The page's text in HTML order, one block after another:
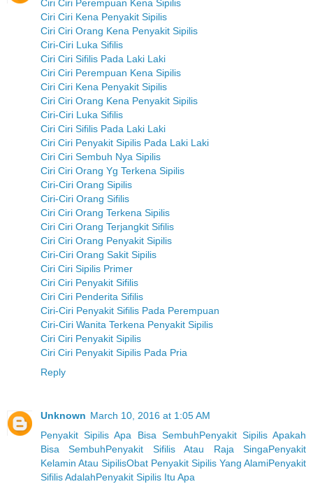
Ciri Ciri Perempuan Kena Sipilis
Ciri Ciri Kena Penyakit Sipilis
Ciri Ciri Orang Kena Penyakit Sipilis
Ciri-Ciri Luka Sifilis
Ciri Ciri Sifilis Pada Laki Laki
Ciri Ciri Perempuan Kena Sipilis
Ciri Ciri Kena Penyakit Sipilis
Ciri Ciri Orang Kena Penyakit Sipilis
Ciri-Ciri Luka Sifilis
Ciri Ciri Sifilis Pada Laki Laki
Ciri Ciri Penyakit Sipilis Pada Laki Laki
Ciri Ciri Sembuh Nya Sipilis
Ciri Ciri Orang Yg Terkena Sipilis
Ciri-Ciri Orang Sipilis
Ciri-Ciri Orang Sifilis
Ciri Ciri Orang Terkena Sipilis
Ciri Ciri Orang Terjangkit Sifilis
Ciri Ciri Orang Penyakit Sipilis
Ciri-Ciri Orang Sakit Sipilis
Ciri Ciri Sipilis Primer
Ciri Ciri Penyakit Sifilis
Ciri Ciri Penderita Sifilis
Ciri-Ciri Penyakit Sifilis Pada Perempuan
Ciri-Ciri Wanita Terkena Penyakit Sipilis
Ciri Ciri Penyakit Sipilis
Ciri Ciri Penyakit Sipilis Pada Pria
Reply
Unknown March 10, 2016 at 1:05 AM
Penyakit Sipilis Apa Bisa SembuhPenyakit Sipilis Apakah
Bisa SembuhPenyakit Sifilis Atau Raja SingaPenyakit
Kelamin Atau SipilisObat Penyakit Sipilis Yang AlamiPenyakit
Sifilis AdalahPenyakit Sipilis Itu Apa